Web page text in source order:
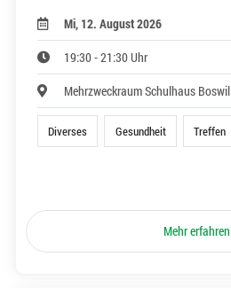
Mi, 12. August 2026
19:30 - 21:30 Uhr
Mehrzweckraum Schulhaus Boswil
Diverses Gesundheit Treffen
Mehr erfahren